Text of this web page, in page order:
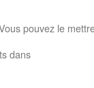
pouvez le
dans